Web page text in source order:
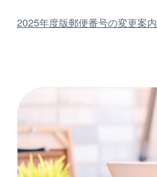
2025年度版郵便番号の変更案内